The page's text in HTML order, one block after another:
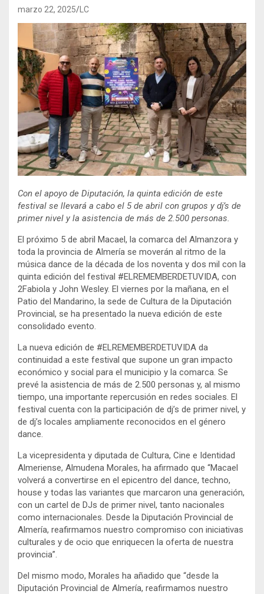
marzo 22, 2025 LC
Con el apoyo de Diputación, la quinta edición de este
festival se llevará a cabo el 5 de abril con grupos y dj’s de
primer nivel y la asistencia de más de 2.500 personas.
El próximo 5 de abril Macael, la comarca del Almanzora y
toda la provincia de Almería se moverán al ritmo de la
música dance de la década de los noventa y dos mil con la
quinta edición del festival #ELREMEMBERDETUVIDA, con
2Fabiola y John Wesley. El viernes por la mañana, en el
Patio del Mandarino, la sede de Cultura de la Diputación
Provincial, se ha presentado la nueva edición de este
consolidado evento.
La nueva edición de #ELREMEMBERDETUVIDA da
continuidad a este festival que supone un gran impacto
económico y social para el municipio y la comarca. Se
prevé la asistencia de más de 2.500 personas y, al mismo
tiempo, una importante repercusión en redes sociales. El
festival cuenta con la participación de dj’s de primer nivel, y
de dj’s locales ampliamente reconocidos en el género
dance.
La vicepresidenta y diputada de Cultura, Cine e Identidad
Almeriense, Almudena Morales, ha afirmado que “Macael
volverá a convertirse en el epicentro del dance, techno,
house y todas las variantes que marcaron una generación,
con un cartel de DJs de primer nivel, tanto nacionales
como internacionales. Desde la Diputación Provincial de
Almería, reafirmamos nuestro compromiso con iniciativas
culturales y de ocio que enriquecen la oferta de nuestra
provincia”.
Del mismo modo, Morales ha añadido que “desde la
Diputación Provincial de Almería, reafirmamos nuestro